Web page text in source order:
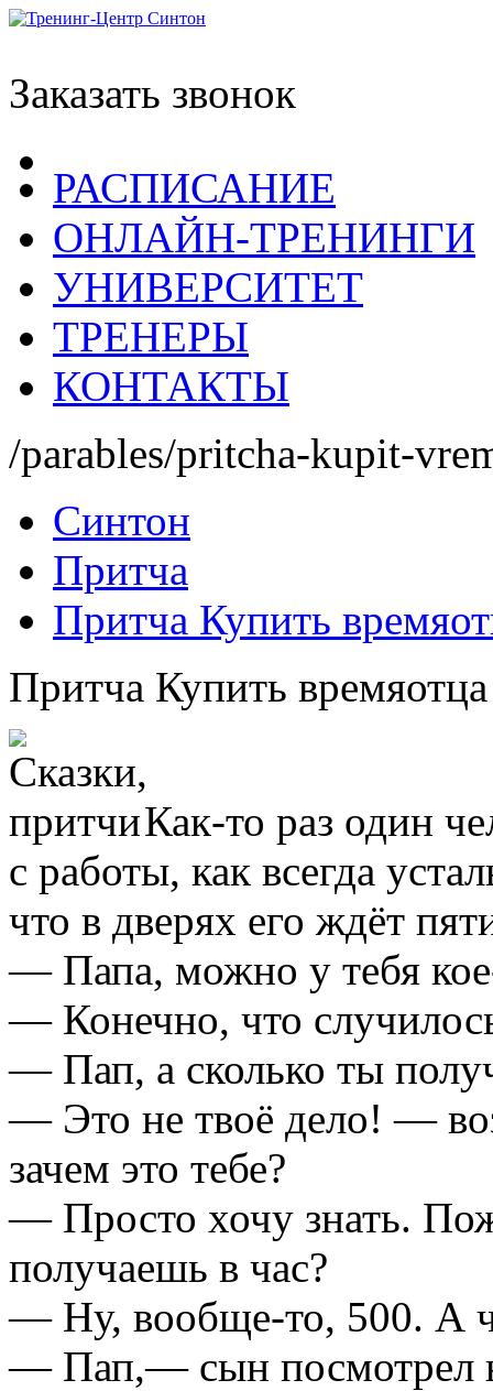
Заказать звонок
РАСПИСАНИЕ
ОНЛАЙН-ТРЕНИНГИ
УНИВЕРСИТЕТ
ТРЕНЕРЫ
КОНТАКТЫ
/parables/pritcha-kupit-
Синтон
Притча
Притча Купить
Притча Купить времяотца
Как-то раз один
с работы, как всегда
что в дверях его ждёт
— Папа, можно у тебя
— Конечно, что
— Пап, а сколько ты
— Это не твоё дело! —
зачем это тебе?
— Просто хочу знать.
получаешь в час?
— Ну, вообще-то, 500. А
— Пап,— сын посмотрел